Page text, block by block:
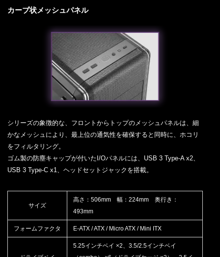
カーブ状メッシュパネル
シリーズの象徴的な、フロントからトップのメッシュパネルは、細
かなメッシュにより、最上位の通気性を確保すると同時に、ホコリ
をフィルタリング。
ゴム製の防塵キャップが付いたI/Oパネルには、USB 3 Type-A x2、
USB 3 Type-C x1、ヘッドセットジャックを搭載。
サイズ
高さ：506mm 幅：224mm 奥行き：
493mm
フォームファクタ E-ATX / ATX / Micro ATX / Mini ITX
5.25インチベイ ×2、3.5/2.5インチベイ